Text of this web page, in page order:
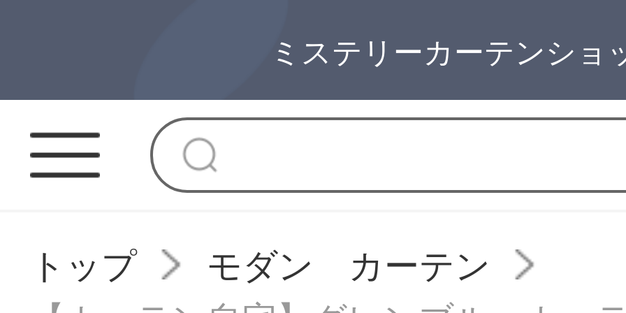
ミステリーカーテンショ
トップ
モダン カーテン